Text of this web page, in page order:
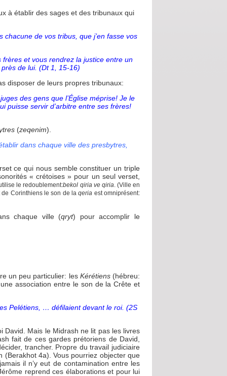
à établir des sages et des tribunaux qui
de vos tribus, que j’en fasse vos
et vous rendrez la justice entre un
de lui. (Dt 1, 15-16)
disposer de leurs propres tribunaux:
des gens que l’Église méprise! Je le
puisse servir d’arbitre entre ses frères!
(zeqenim).
dans chaque ville des presbytres,
ce qui nous semble constituer un triple
« crétoises » pour un seul verset,
le redoublement:bekol qiria ve qiria. (Ville en
de Corinthiens le son de laqeria est omniprésent:
chaque ville (qryt) pour accomplir le
un peu particulier: les Kérétiens(hébreu:
association entre le son de la Crête et
Pelétiens, … défilaient devant le roi. (2S
David. Mais le Midrash ne lit pas les livres
fait de ces gardes prétoriens de David,
trancher. Propre du travail judiciaire
(Berakhot 4a). Vous pourriez objecter que
il n’y eut de contamination entre les
reprend ces élaborations et pour lui